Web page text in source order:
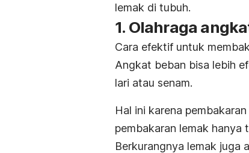
lemak di tubuh.
1. Olahraga
Cara efektif untuk
Angkat beban bisa lebih
lari atau senam.
Hal ini karena
pembakaran lemak hanya
Berkurangnya lemak juga